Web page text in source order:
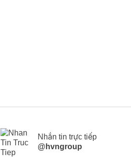
Nhắn tin trực tiếp
@hvngroup